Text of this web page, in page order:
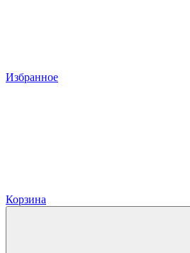
Избранное
Корзина